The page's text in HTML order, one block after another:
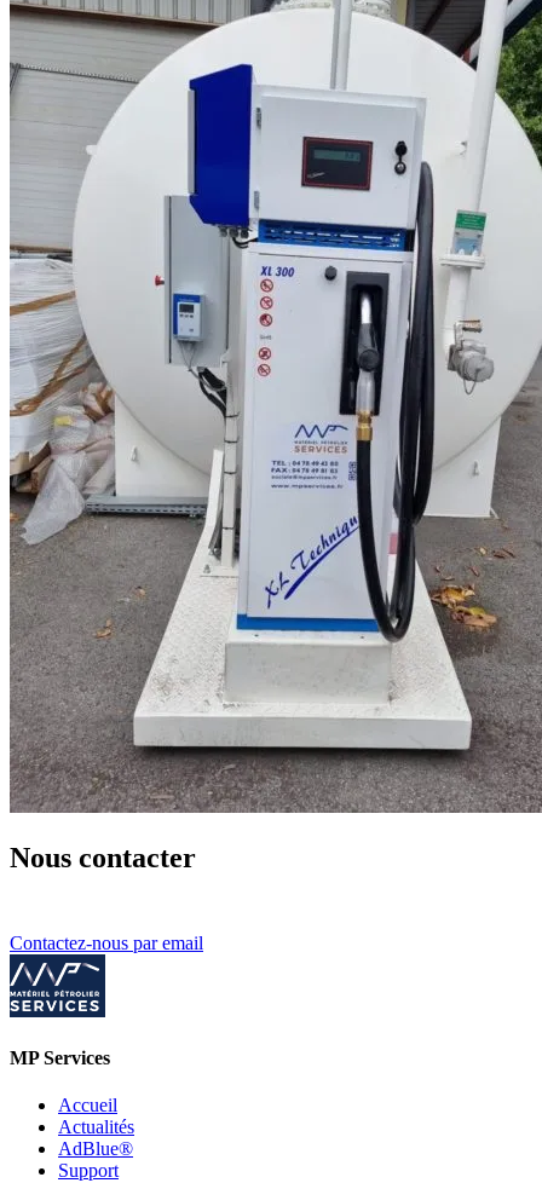
Nous contacter
Contactez-nous par email
MP Services
Accueil
Actualités
AdBlue®
Support